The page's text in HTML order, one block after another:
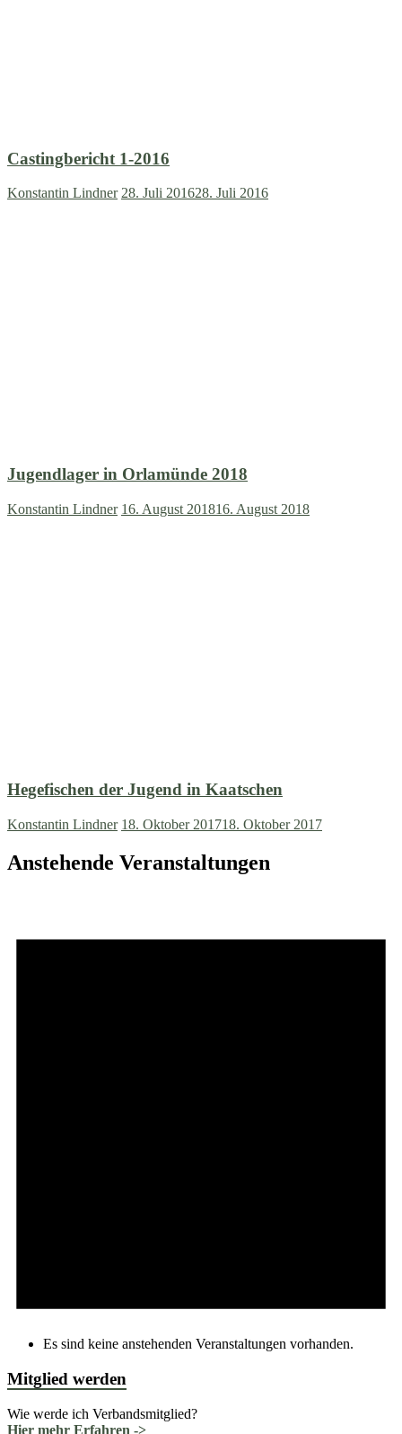
Castingbericht 1-2016
Konstantin Lindner 28. Juli 201628. Juli 2016
Jugendlager in Orlamünde 2018
Konstantin Lindner 16. August 201816. August 2018
Hegefischen der Jugend in Kaatschen
Konstantin Lindner 18. Oktober 201718. Oktober 2017
Anstehende Veranstaltungen
Es sind keine anstehenden Veranstaltungen vorhanden.
Mitglied werden
Wie werde ich Verbandsmitglied?
Hier mehr Erfahren ->